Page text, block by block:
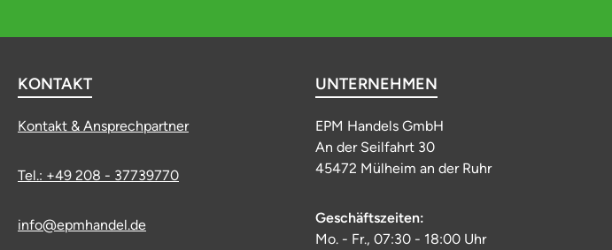
KONTAKT
Kontakt & Ansprechpartner
Tel.: +49 208 - 37739770
info@epmhandel.de
UNTERNEHMEN
EPM Handels GmbH
An der Seilfahrt 30
45472 Mülheim an der Ruhr
Geschäftszeiten:
Mo. - Fr., 07:30 - 18:00 Uhr